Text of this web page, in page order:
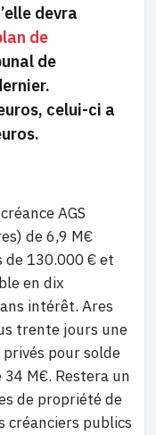
devra
de
de
celui-ci a
AGS
de 6,9 M€
de 130.000 € et
en dix
intérêt. Ares
trente jours une
pour solde
M€. Restera un
de propriété de
créanciers publics